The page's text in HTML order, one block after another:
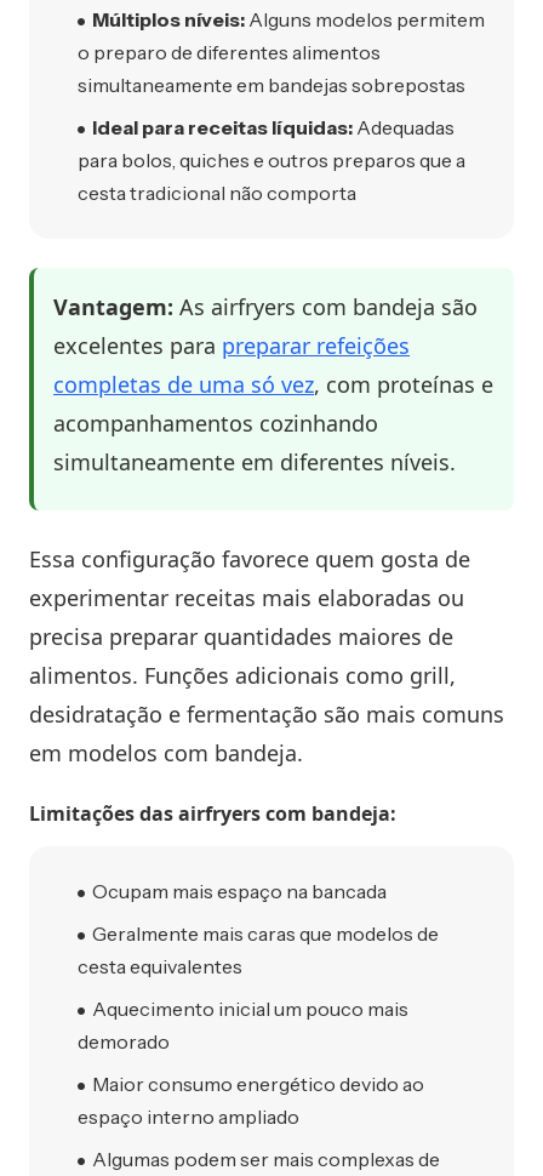
Múltiplos níveis: Alguns modelos permitem
o preparo de diferentes alimentos
simultaneamente em bandejas sobrepostas
Ideal para receitas líquidas: Adequadas
para bolos, quiches e outros preparos que a
cesta tradicional não comporta
Vantagem: As airfryers com bandeja são
excelentes para preparar refeições
completas de uma só vez, com proteínas e
acompanhamentos cozinhando
simultaneamente em diferentes níveis.
Essa configuração favorece quem gosta de
experimentar receitas mais elaboradas ou
precisa preparar quantidades maiores de
alimentos. Funções adicionais como grill,
desidratação e fermentação são mais comuns
em modelos com bandeja.
Limitações das airfryers com bandeja:
Ocupam mais espaço na bancada
Geralmente mais caras que modelos de
cesta equivalentes
Aquecimento inicial um pouco mais
demorado
Maior consumo energético devido ao
espaço interno ampliado
Algumas podem ser mais complexas de